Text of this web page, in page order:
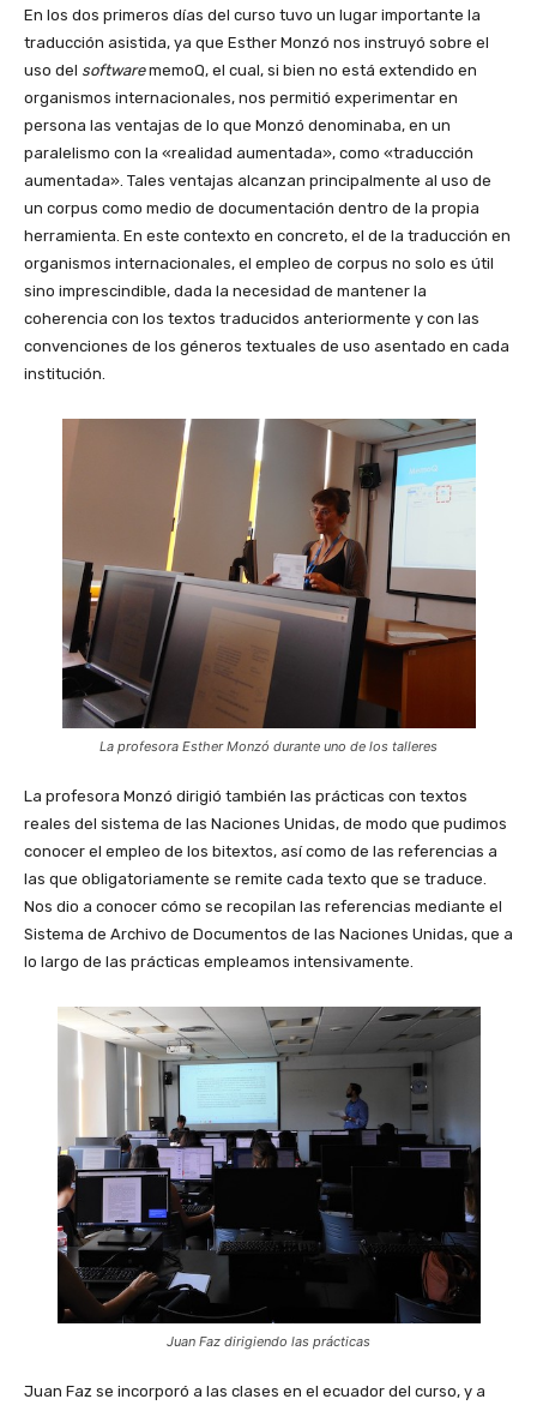
En los dos primeros días del curso tuvo un lugar importante la
traducción asistida, ya que Esther Monzó nos instruyó sobre el
uso del softwarememoQ, el cual, si bien no está extendido en
organismos internacionales, nos permitió experimentar en
persona las ventajas de lo que Monzó denominaba, en un
paralelismo con la «realidad aumentada», como «traducción
aumentada». Tales ventajas alcanzan principalmente al uso de
un corpus como medio de documentación dentro de la propia
herramienta. En este contexto en concreto, el de la traducción en
organismos internacionales, el empleo de corpus no solo es útil
sino imprescindible, dada la necesidad de mantener la
coherencia con los textos traducidos anteriormente y con las
convenciones de los géneros textuales de uso asentado en cada
institución.
La profesora Esther Monzó durante uno de los talleres
La profesora Monzó dirigió también las prácticas con textos
reales del sistema de las Naciones Unidas, de modo que pudimos
conocer el empleo de los bitextos, así como de las referencias a
las que obligatoriamente se remite cada texto que se traduce.
Nos dio a conocer cómo se recopilan las referencias mediante el
Sistema de Archivo de Documentos de las Naciones Unidas, que a
lo largo de las prácticas empleamos intensivamente.
Juan Faz dirigiendo las prácticas
Juan Faz se incorporó a las clases en el ecuador del curso, y a